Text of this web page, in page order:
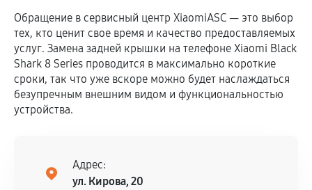
Обращение в сервисный центр XiaomiASC — это выбор
тех, кто ценит свое время и качество предоставляемых
услуг. Замена задней крышки на телефоне Xiaomi Black
Shark 8 Series проводится в максимально короткие
сроки, так что уже вскоре можно будет наслаждаться
безупречным внешним видом и функциональностью
устройства.
Адрес:
ул. Кирова, 20